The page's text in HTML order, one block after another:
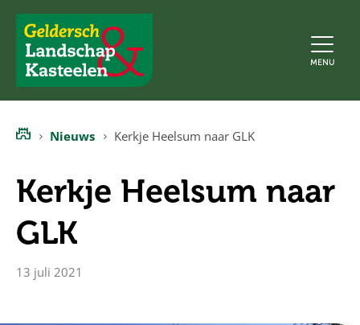
Geldersch
Landschap
en
MENU
Nieuws Kerkje Heelsum naar GLK
Kerkje Heelsum naar
GLK
13 juli 2021